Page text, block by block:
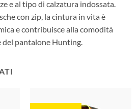
e al tipo di calzatura indossata.
con zip, la cintura in vita è
e contribuisce alla comodità
pantalone Hunting.